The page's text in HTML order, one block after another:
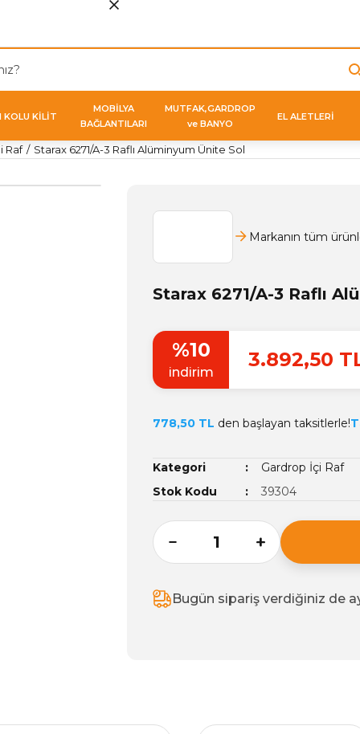
KOLU KİLİT
MOBİLYA
BAĞLANTILARI
MUTFAK,GARDROP
ve BANYO
EL ALETLERİ
Raf Starax 6271/A-3 Raflı Alüminyum Ünite Sol
Markanın tüm
Starax 6271/A-3 Raflı
%10
indirim
3.892,50
778,50 TL den başlayan taksitlerle!
Kategori
Gardrop İçi Raf
Stok Kodu
39304
Bugün sipariş verdiğiniz de